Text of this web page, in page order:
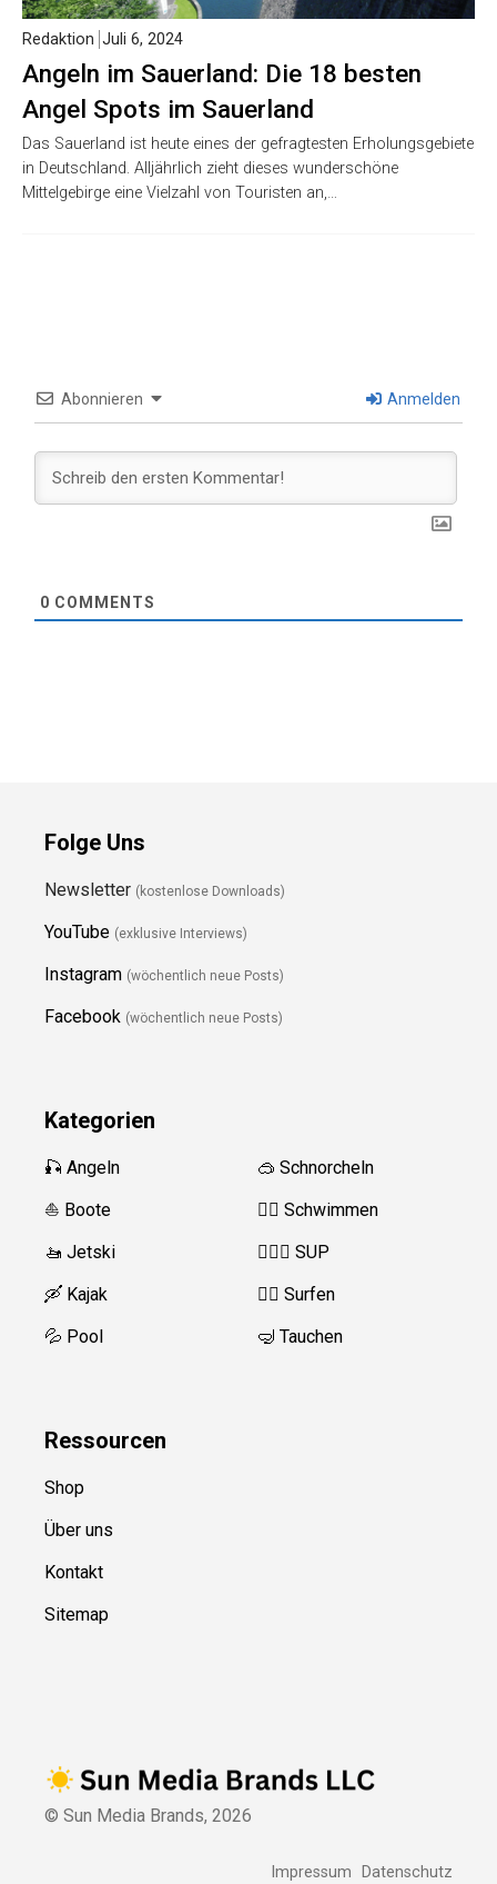
Angeln im Sauerland: Die 18 besten
Angel Spots im Sauerland
Redaktion Juli 6, 2024
Das Sauerland ist heute eines der gefragtesten Erholungsgebiete
in Deutschland. Alljährlich zieht dieses wunderschöne
Mittelgebirge eine Vielzahl von Touristen an,…
Abonnieren Anmelden
0 COMMENTS
Folge Uns
Newsletter (kostenlose Downloads)
YouTube (exklusive Interviews)
Instagram (wöchentlich neue Posts)
Facebook (wöchentlich neue Posts)
Kategorien
🎣 Angeln
⛵️ Boote
🚤 Jetski
🛶 Kajak
💦 Pool
🥽 Schnorcheln
🏊‍♂️ Schwimmen
🏄‍♀️🛶 SUP
🏄‍♂️ Surfen
🤿 Tauchen
Ressourcen
Shop
Über uns
Kontakt
Sitemap
© Sun Media Brands, 2026
Impressum Datenschutz